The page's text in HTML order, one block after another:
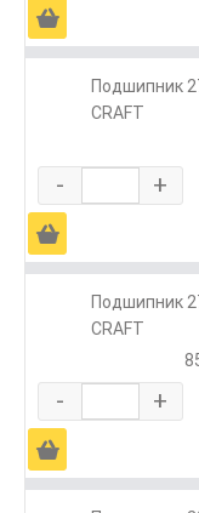
Ä
Подшипник
CRAFT
- +
Ä
Подшипник
CRAFT
- +
Ä